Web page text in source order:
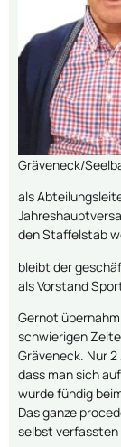
Gräveneck/
als
den Staffelstab
bleibt der
als Vorstand
Gernot
schwierigen
Gräveneck. Nur
dass man sich
wurde fündig
Das ganze
selbst verfassten